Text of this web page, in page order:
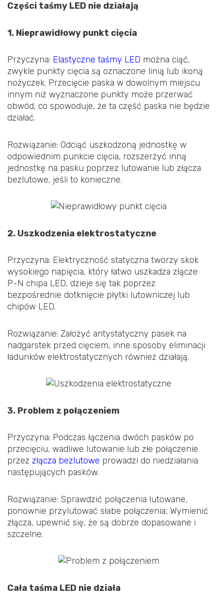
Części taśmy LED nie działają
1. Nieprawidłowy punkt cięcia
Przyczyna: Elastyczne taśmy LED można ciąć,
zwykle punkty cięcia są oznaczone linią lub ikoną
nożyczek. Przecięcie paska w dowolnym miejscu
innym niż wyznaczone punkty może przerwać
obwód, co spowoduje, że ta część paska nie będzie
działać.
Rozwiązanie: Odciąć uszkodzoną jednostkę w
odpowiednim punkcie cięcia, rozszerzyć inną
jednostkę na pasku poprzez lutowanie lub złącza
bezlutowe, jeśli to konieczne.
2. Uszkodzenia elektrostatyczne
Przyczyna: Elektryczność statyczna tworzy skok
wysokiego napięcia, który łatwo uszkadza złącze
P-N chipa LED, dzieje się tak poprzez
bezpośrednie dotknięcie płytki lutowniczej lub
chipów LED.
Rozwiązanie: Założyć antystatyczny pasek na
nadgarstek przed cięciem, inne sposoby eliminacji
ładunków elektrostatycznych również działają.
3. Problem z połączeniem
Przyczyna: Podczas łączenia dwóch pasków po
przecięciu, wadliwe lutowanie lub złe połączenie
przez złącza bezlutowe prowadzi do niedziałania
następujących pasków.
Rozwiązanie: Sprawdzić połączenia lutowane,
ponownie przylutować słabe połączenia; Wymienić
złącza, upewnić się, że są dobrze dopasowane i
szczelne.
Cała taśma LED nie działa